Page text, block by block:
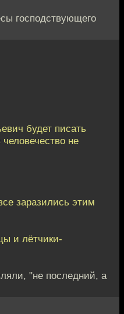
господствующего
будет писать
не
заразились этим
и лётчики-
"не последний, а